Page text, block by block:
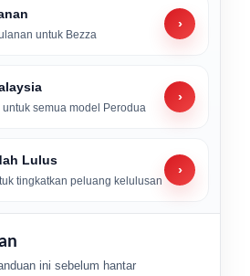
untuk Bezza
›
semua model Perodua
›
Lulus
tingkatkan peluang kelulusan
›
ini sebelum hantar